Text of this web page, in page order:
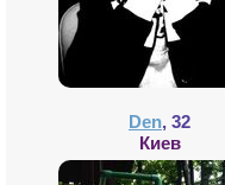
Den, 32
Киев